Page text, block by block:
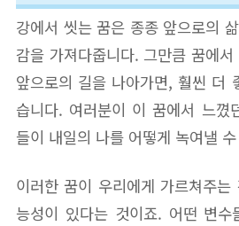
강에서 씻는 꿈은 종종 앞으로의
감을 가져다줍니다. 그만큼 꿈에
앞으로의 길을 나아가면, 훨씬 더
습니다. 여러분이 이 꿈에서 느꼈
들이 내일의 나를 어떻게 녹여낼
이러한 꿈이 우리에게 가르쳐주
능성이 있다는 것이죠. 어떤 변